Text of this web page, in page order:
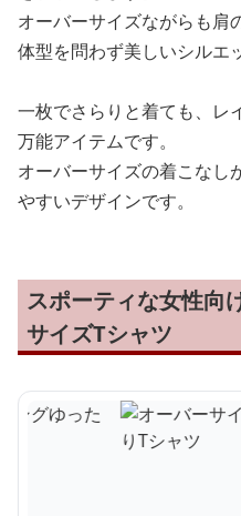
オーバーサイズながらも肩
体型を問わず美しいシルエ
一枚でさらりと着ても、レ
万能アイテムです。
オーバーサイズの着こなし
やすいデザインです。
スポーティな女性向
サイズTシャツ